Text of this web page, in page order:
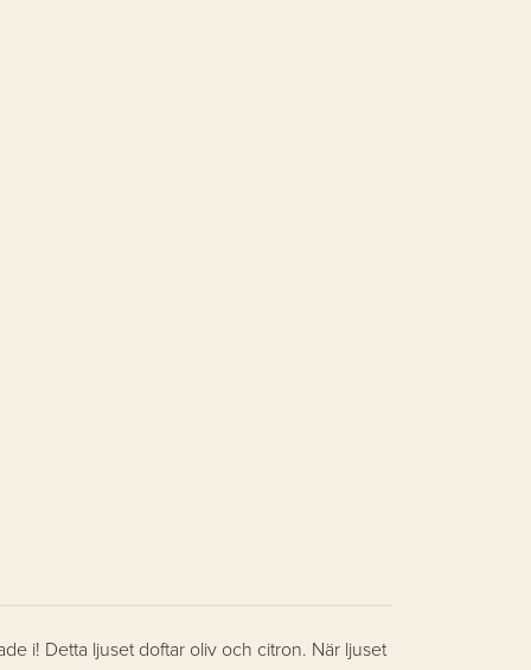
i! Detta ljuset doftar oliv och citron. När ljuset